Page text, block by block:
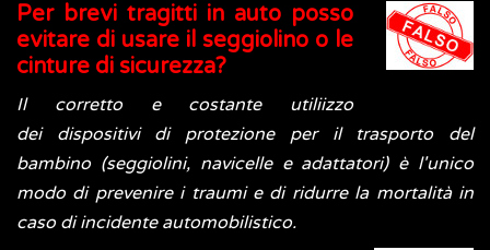
Per brevi tragitti in auto posso
evitare di usare il seggiolino o le
cinture di sicurezza?
Il corretto e costante utiliizzo
dei dispositivi di protezione per il trasporto del
bambino (seggiolini, navicelle e adattatori) è l'unico
modo di prevenire i traumi e di ridurre la mortalità in
caso di incidente automobilistico.